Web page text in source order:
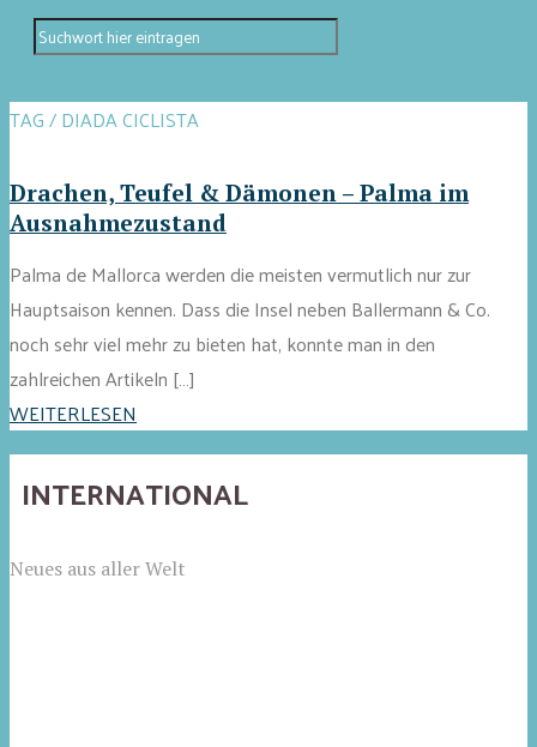
TAG / DIADA CICLISTA
Drachen, Teufel & Dämonen – Palma im
Ausnahmezustand
Palma de Mallorca werden die meisten vermutlich nur zur
Hauptsaison kennen. Dass die Insel neben Ballermann & Co.
noch sehr viel mehr zu bieten hat, konnte man in den
zahlreichen Artikeln […]
WEITERLESEN
INTERNATIONAL
Neues aus aller Welt